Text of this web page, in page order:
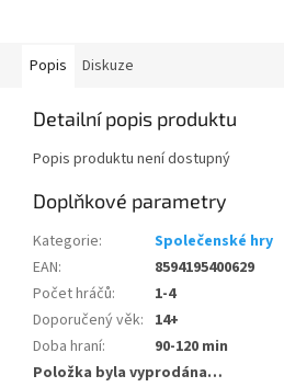
Popis Diskuze
Detailní popis produktu
Popis produktu není dostupný
Doplňkové parametry
Kategorie:
Společenské hry
EAN:
8594195400629
Počet hráčů:
1-4
Doporučený věk: 14+
Doba hraní:
90-120 min
Položka byla vyprodána…